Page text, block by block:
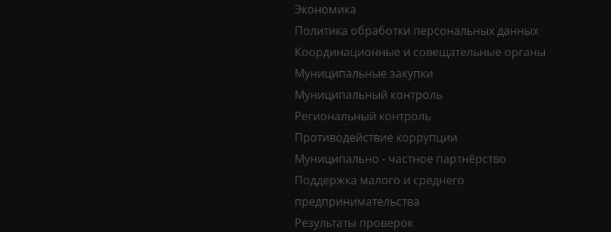
Экономика
Политика обработки персональных данных
Координационные и совещательные органы
Муниципальные закупки
Муниципальный контроль
Региональный контроль
Противодействие коррупции
Муниципально - частное партнёрство
Поддержка малого и среднего
предпринимательства
Результаты проверок